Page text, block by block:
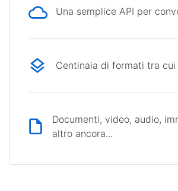
Una semplice API per
Centinaia di formati tra
Documenti, video, audio,
altro ancora...